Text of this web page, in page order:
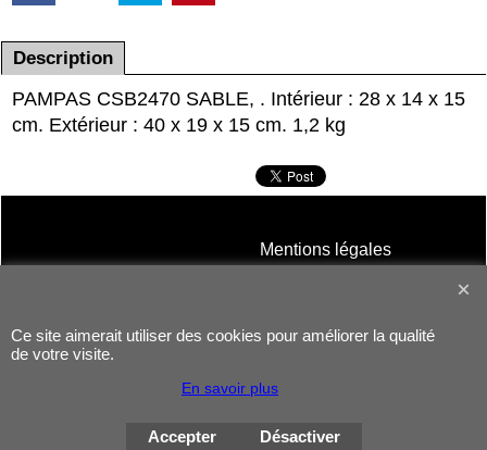
Description
PAMPAS CSB2470 SABLE, . Intérieur : 28 x 14 x 15
cm. Extérieur : 40 x 19 x 15 cm. 1,2 kg
Mentions légales
Ce site aimerait utiliser des cookies pour améliorer la qualité
de votre visite.
En savoir plus
Accepter Désactiver